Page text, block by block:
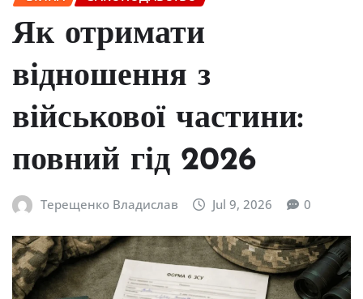
Як отримати
відношення з
військової частини:
повний гід 2026
Терещенко Владислав Jul 9, 2026 0